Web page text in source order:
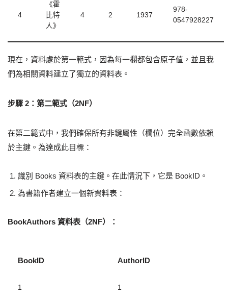
4
《霍
比特
人》
4 2 1937
978-
0547928227
現在，資料處於第一範式，因為每一欄都包含原子值，並且我
們為相關資料建立了獨立的資料表。
步驟 2：第二範式（2NF）
在第二範式中，我們確保所有非鍵屬性（欄位）完全函數依賴
於主鍵。為達成此目標：
識別 Books 資料表的主鍵。在此情況下，它是 BookID。
為書籍作者建立一個新資料表：
BookAuthors 資料表（2NF）：
BookID AuthorID
1 1